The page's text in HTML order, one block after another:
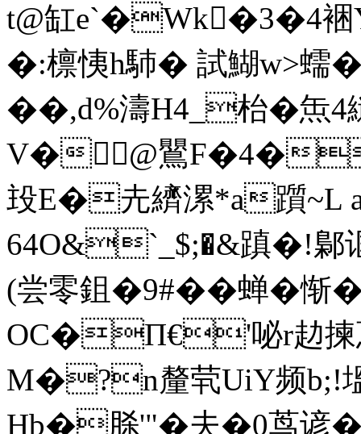
t@缸e`�Wk�3�4裍
�:檩恞h馷� 試鰗w>蠕
��,d%濤H4_枱�缹
V�@鸎F�4�
殶 E�圥纃漯*a躓
64O&`_$;�&蹎�!鄡
(尝零鉏�9#��蝉�
OC�П€'咇r赲揀悥
M�?n釐茕UiY频
Hb�脎'"�夫�0茑谚